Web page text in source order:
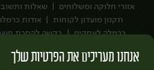
אנחנו מעריכים את הפרטיות שלך
אזורי חלוקה ומשלוחים שאלות
תקנון מועדון לקוחות
אודות
כרמלה לעסקים
בקשה להסרת